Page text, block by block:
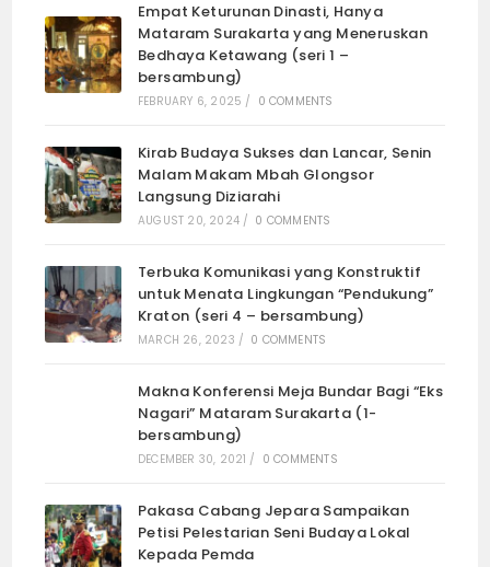
Empat Keturunan Dinasti, Hanya
Mataram Surakarta yang Meneruskan
Bedhaya Ketawang (seri 1 –
bersambung)
FEBRUARY 6, 2025 / 0 COMMENTS
Kirab Budaya Sukses dan Lancar, Senin
Malam Makam Mbah Glongsor
Langsung Diziarahi
AUGUST 20, 2024 / 0 COMMENTS
Terbuka Komunikasi yang Konstruktif
untuk Menata Lingkungan “Pendukung”
Kraton (seri 4 – bersambung)
MARCH 26, 2023 / 0 COMMENTS
Makna Konferensi Meja Bundar Bagi “Eks
Nagari” Mataram Surakarta (1-
bersambung)
DECEMBER 30, 2021 / 0 COMMENTS
Pakasa Cabang Jepara Sampaikan
Petisi Pelestarian Seni Budaya Lokal
Kepada Pemda